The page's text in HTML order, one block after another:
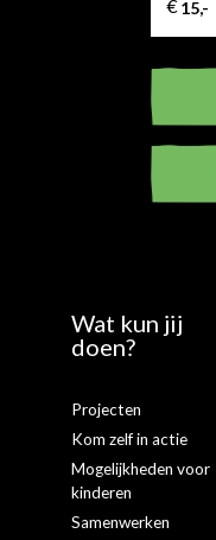
Wat kun jij
doen?
Projecten
Kom zelf in actie
Mogelijkheden voor
kinderen
Samenwerken